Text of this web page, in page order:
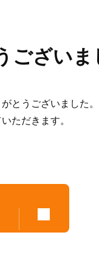
ございま
とうございました。
ただきます。